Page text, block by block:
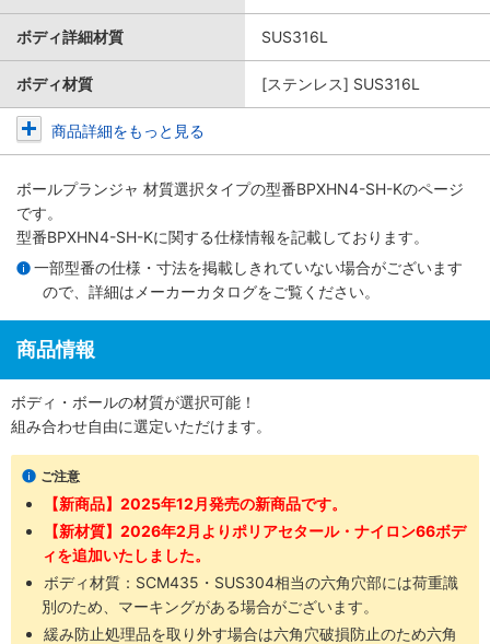
ボディ詳細材質 SUS316L
ボディ材質 [ステンレス] SUS316L
商品詳細をもっと見る
ボールプランジャ 材質選択タイプの型番BPXHN4-SH-Kのページ
です。
型番BPXHN4-SH-Kに関する仕様情報を記載しております。
一部型番の仕様・寸法を掲載しきれていない場合がございます
ので、詳細は メーカーカタログをご覧ください。
商品情報
ボディ・ボールの材質が選択可能！
組み合わせ自由に選定いただけます。
ご注意
【新商品】2025年12月発売の新商品です。
【新材質】2026年2月よりポリアセタール・ナイロン66ボデ
ィを追加いたしました。
ボディ材質：SCM435​・SUS304​相当の六角穴部には荷重識
別のため、マーキングがある場合がございます。
緩み防止処理品を取り外す場合は六角穴破損防止のため六角